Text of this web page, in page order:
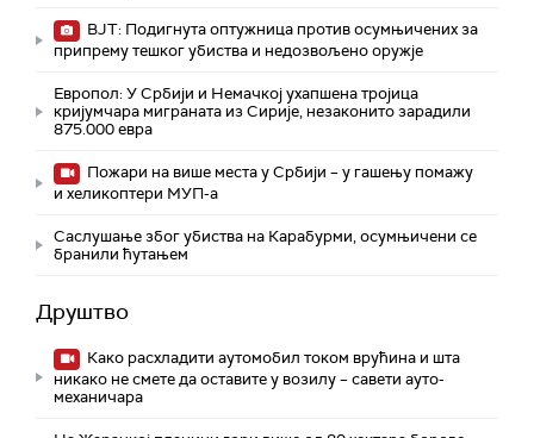
ВЈТ: Подигнута оптужница против осумњичених за
припрему тешког убиства и недозвољено оружје
Европол: У Србији и Немачкој ухапшена тројица
кријумчара миграната из Сирије, незаконито зарадили
875.000 евра
Пожари на више места у Србији – у гашењу помажу
и хеликоптери МУП-а
Саслушање због убиства на Карабурми, осумњичени се
бранили ћутањем
Друштво
Како расхладити аутомобил током врућина и шта
никако не смете да оставите у возилу – савети ауто-
механичара